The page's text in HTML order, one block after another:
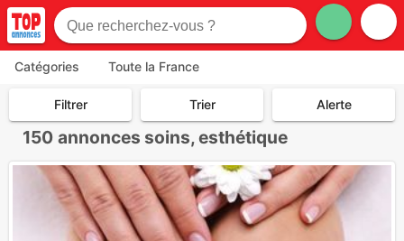
Catégories Toute la France
Filtrer Trier Alerte
150 annonces soins, esthétique